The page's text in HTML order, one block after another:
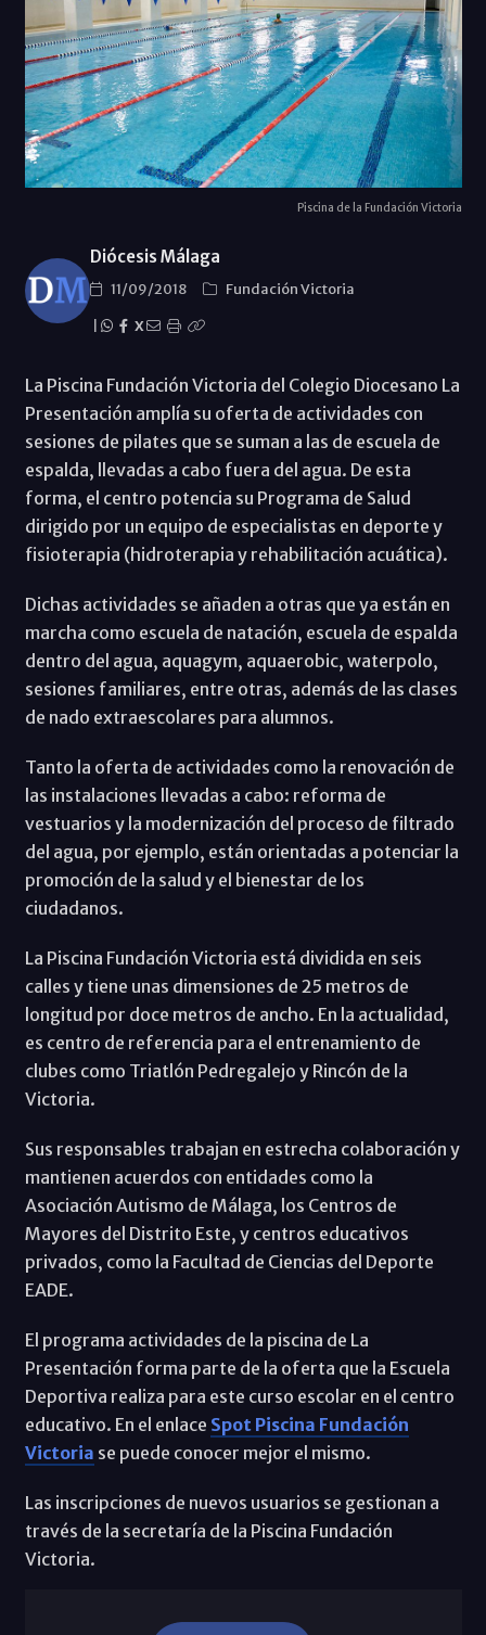
Piscina de la Fundación Victoria
Diócesis Málaga
11/09/2018
Fundación Victoria
X
La Piscina Fundación Victoria del Colegio Diocesano La
Presentación amplía su oferta de actividades con
sesiones de pilates que se suman a las de escuela de
espalda, llevadas a cabo fuera del agua. De esta
forma, el centro potencia su Programa de Salud
dirigido por un equipo de especialistas en deporte y
fisioterapia (hidroterapia y rehabilitación acuática).
Dichas actividades se añaden a otras que ya están en
marcha como escuela de natación, escuela de espalda
dentro del agua, aquagym, aquaerobic, waterpolo,
sesiones familiares, entre otras, además de las clases
de nado extraescolares para alumnos.
Tanto la oferta de actividades como la renovación de
las instalaciones llevadas a cabo: reforma de
vestuarios y la modernización del proceso de filtrado
del agua, por ejemplo, están orientadas a potenciar la
promoción de la salud y el bienestar de los
ciudadanos.
La Piscina Fundación Victoria está dividida en seis
calles y tiene unas dimensiones de 25 metros de
longitud por doce metros de ancho. En la actualidad,
es centro de referencia para el entrenamiento de
clubes como Triatlón Pedregalejo y Rincón de la
Victoria.
Sus responsables trabajan en estrecha colaboración y
mantienen acuerdos con entidades como la
Asociación Autismo de Málaga, los Centros de
Mayores del Distrito Este, y centros educativos
privados, como la Facultad de Ciencias del Deporte
EADE.
El programa actividades de la piscina de La
Presentación forma parte de la oferta que la Escuela
Deportiva realiza para este curso escolar en el centro
educativo. En el enlace Spot Piscina Fundación
Victoria se puede conocer mejor el mismo.
Las inscripciones de nuevos usuarios se gestionan a
través de la secretaría de la Piscina Fundación
Victoria.